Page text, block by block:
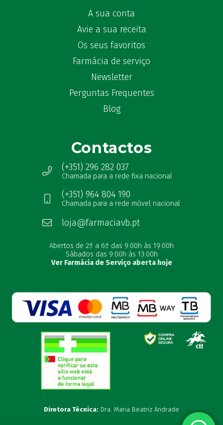
A sua conta
Avie a sua receita
Os seus favoritos
Farmácia de serviço
Newsletter
Perguntas Frequentes
Blog
Contactos
(+351) 296 282 037
Chamada para a rede fixa nacional
(+351) 964 804 190
Chamada para a rede móvel nacional
loja@farmaciavb.pt
Abertos de 2ª a 6ª das 9:00h às 19:00h
Sábados das 9:00h às 13:00h
Ver Farmácia de Serviço aberta hoje
Diretora Técnica: Dra. Maria Beatriz Andrade